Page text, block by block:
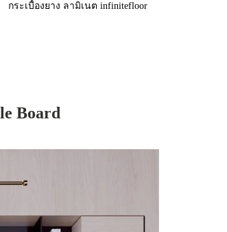
กระเบื้องยาง ลามิเนต infinitefloor
Board